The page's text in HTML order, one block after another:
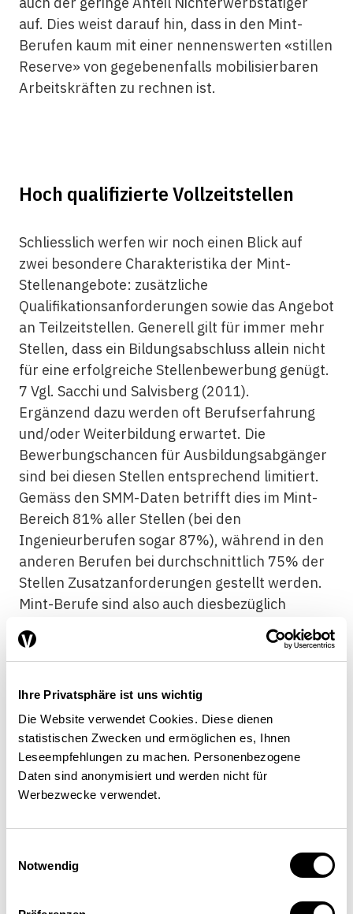
Ihre Privatsphäre ist uns wichtig
Die Website verwendet Cookies. Diese dienen
statistischen Zwecken und ermöglichen es, Ihnen
Leseempfehlungen zu machen. Personenbezogene
Daten sind anonymisiert und werden nicht für
Werbezwecke verwendet.
Notwendig
auf. Dies weist darauf hin, dass in den Mint-
Berufen kaum mit einer nennenswerten «stillen
Reserve» von gegebenenfalls mobilisierbaren
Arbeitskräften zu rechnen ist.
Hoch qualifizierte Vollzeitstellen
Schliesslich werfen wir noch einen Blick auf
zwei besondere Charakteristika der Mint-
Stellenangebote: zusätzliche
Qualifikationsanforderungen sowie das Angebot
an Teilzeitstellen. Generell gilt für immer mehr
Stellen, dass ein Bildungsabschluss allein nicht
für eine erfolgreiche Stellenbewerbung genügt.
7 Vgl. Sacchi und Salvisberg (2011).
Ergänzend dazu werden oft Berufserfahrung
und/oder Weiterbildung erwartet. Die
Bewerbungschancen für Ausbildungsabgänger
sind bei diesen Stellen entsprechend limitiert.
Gemäss den SMM-Daten betrifft dies im Mint-
Bereich 81% aller Stellen (bei den
Ingenieurberufen sogar 87%), während in den
anderen Berufen bei durchschnittlich 75% der
Stellen Zusatzanforderungen gestellt werden.
Mint-Berufe sind also auch diesbezüglich
überdurchschnittlich anspruchsvoll – und damit
für Berufseinsteiger besonders schwer
zugänglich.
Auch hinsichtlich der Verfügbarkeit von
Teilzeitstellen präsentieren sich die Mint-
Berufe für Stellensuchende nicht besonders
einladend. Obwohl Teilzeitstellen –
insbesondere bei Frauen, zunehmend aber
gefragt sind, werden im Mint-Bereich kaum
solche angeboten. 2012/13 umfassen lediglich
2% der entsprechenden